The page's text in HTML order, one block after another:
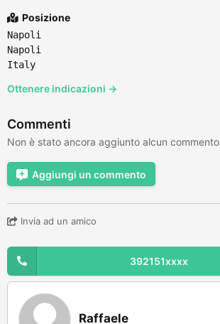
Posizione
Napoli
Napoli
Italy
Ottenere indicazioni →
Commenti
Non è stato ancora aggiunto alcun commento
Aggiungi un commento
Invia ad un amico
392151xxxx
Raffaele